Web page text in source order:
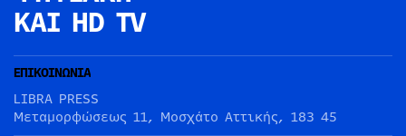
ΚΑΙ HD TV
ΕΠΙΚΟΙΝΩΝΙΑ
LIBRA PRESS
Μεταμορφώσεως 11, Μοσχάτο Αττικής, 183 45